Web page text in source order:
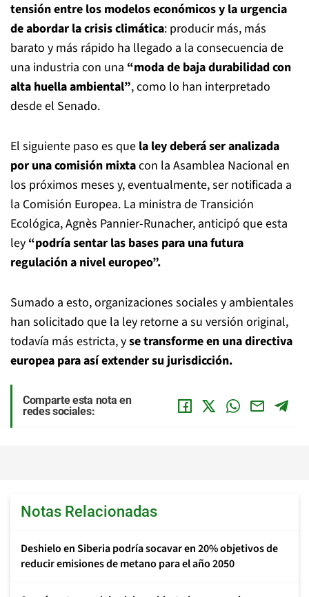
tensión entre los modelos económicos y la urgencia
de abordar la crisis climática: producir más, más
barato y más rápido ha llegado a la consecuencia de
una industria con una “moda de baja durabilidad con
alta huella ambiental”, como lo han interpretado
desde el Senado.
El siguiente paso es que la ley deberá ser analizada
por una comisión mixtacon la Asamblea Nacional en
los próximos meses y, eventualmente, ser notificada a
la Comisión Europea. La ministra de Transición
Ecológica, Agnès Pannier-Runacher, anticipó que esta
ley “podría sentar las bases para una futura
regulación a nivel europeo”.
Sumado a esto, organizaciones sociales y ambientales
han solicitado que la ley retorne a su versión original,
todavía más estricta, yse transforme en una directiva
europea para así extender su jurisdicción.
Comparte esta nota en
redes sociales:
Notas Relacionadas
Deshielo en Siberia podría socavar en 20% objetivos de
reducir emisiones de metano para el año 2050